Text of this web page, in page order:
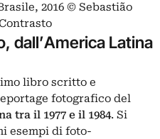
2016 © Sebastião
dall’America Latina
libro scritto e
fotografico del
tra il 1977 e il 1984. Si
esempi di foto-